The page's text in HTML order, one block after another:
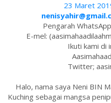
23 Maret
Pengarah
E-mel:
Ikuti kami di
Twitter;
Halo, nama saya Neni BIN
Kuching sebagai mangsa